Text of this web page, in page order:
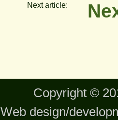
Next article:
Copyright ©
Web design/